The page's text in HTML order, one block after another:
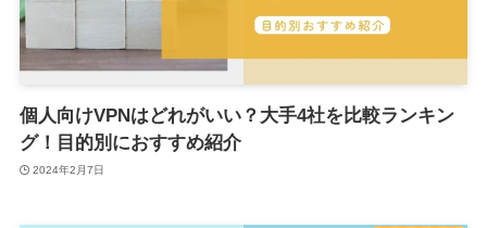
個人向けVPNはどれがいい？大手4社を⽐較ランキン
グ！⽬的別におすすめ紹介
2024年2月7日